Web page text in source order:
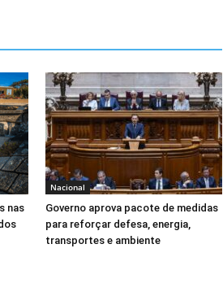
nas
Nacional
Governo aprova pacote de medidas
para reforçar defesa, energia,
transportes e ambiente